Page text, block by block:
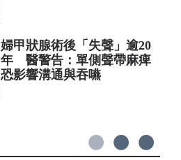
婦甲狀腺術後「失聲」逾20
年 醫警告：單側聲帶麻痺
恐影響溝通與吞嚥